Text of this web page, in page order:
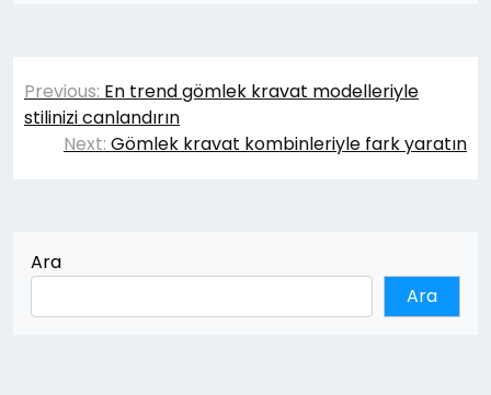
Yazı
gezinmesi
Previous: En trend gömlek kravat modelleriyle
stilinizi canlandırın
Next: Gömlek kravat kombinleriyle fark yaratın
Ara
Ara